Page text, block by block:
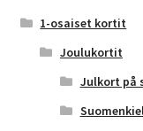
1-osaiset kortit
Joulukortit
Julkort på